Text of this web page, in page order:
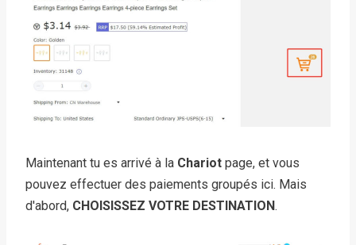
Maintenant tu es arrivé à la Chariot page, et vous
pouvez effectuer des paiements groupés ici. Mais
d'abord, CHOISISSEZ VOTRE DESTINATION.